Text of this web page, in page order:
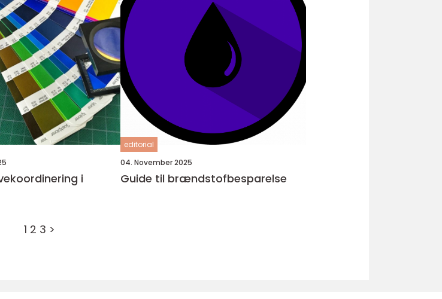
i
editorial
04. November 2025
Guide til brændstofbesparelse
1 2 3 >